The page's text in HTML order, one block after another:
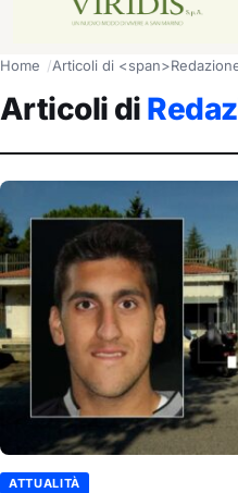
Home Articoli di
Articoli di
ATTUALITÀ